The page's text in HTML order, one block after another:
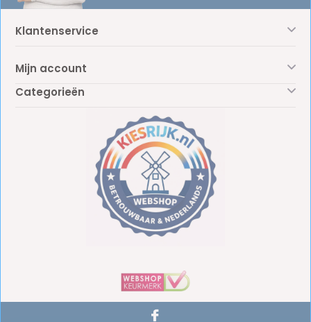
Klantenservice
Mijn account
Categorieën